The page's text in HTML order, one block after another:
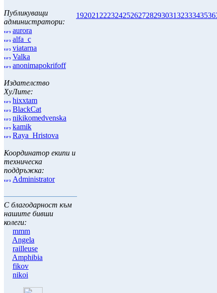
Публикуващи
администратори:
aurora
alfa_c
viatarna
Valka
anonimapokrifoff
Издателство
ХуЛите:
hixxtam
BlackCat
nikikomedvenska
kamik
Raya_Hristova
Координатор екипи и
техническа
поддръжка:
Administrator
С благодарност към
нашите бивши
колеги:
mmm
Angela
railleuse
Amphibia
fikov
nikoi
192021 222324252627282930313233343536